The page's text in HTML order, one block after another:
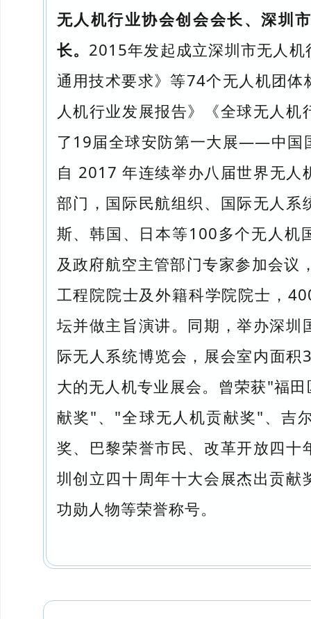
无人机行业协会创会会长、深圳
长。 2015年发起成立深圳市无人
通用技术要求》等74个无人机团
人机行业发展报告》《全球无人
了19届全球安防第一大展——中国
自 2017 年连续举办八届世界无人
部门，国际民航组织、国际无人系
斯、韩国、日本等100多个无人机
及政府航空主管部门专家参加会议
工程院院士及外籍科学院院士，
坛并做主旨演讲。同期，举办深圳
际无人系统博览会，展会室内面
大的无人机专业展会。曾荣获"福
献奖"、"全球无人机贡献奖"、吉
奖、巴黎荣誉市民、改革开放四十
圳创立四十周年十大会展杰出贡献
功勋人物等荣誉称号。